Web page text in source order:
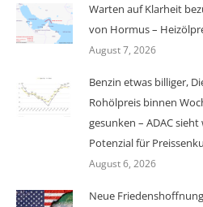
Warten auf Klarheit
von Hormus –
August 7, 2026
Benzin etwas billiger,
Rohölpreis binnen
gesunken – ADAC
Potenzial für
August 6, 2026
Neue